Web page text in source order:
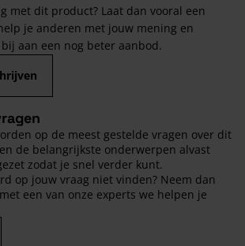
met dit product? Laat dan vooral een
je anderen met jouw mening en
aan een nog beter aanbod.
op de meest gestelde vragen over dit
de belangrijkste onderwerpen alvast
zodat je snel verder kunt.
op jouw vraag niet vinden? Neem dan
een van onze experts we helpen je